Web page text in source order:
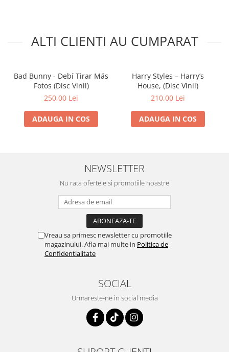
ALTI CLIENTI AU CUMPARAT
Bad Bunny - Debí Tirar Más
Fotos (Disc Vinil)
250,00 Lei
ADAUGA IN COS
Harry Styles – Harry’s
House, (Disc Vinil)
210,00 Lei
ADAUGA IN COS
NEWSLETTER
Nu rata ofertele si promotiile noastre
Vreau sa primesc newsletter cu promotiile
magazinului. Afla mai multe in Politica de
Confidentialitate
SOCIAL
Urmareste-ne in social media